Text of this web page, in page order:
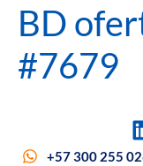
BD
#7679
+57 300 255